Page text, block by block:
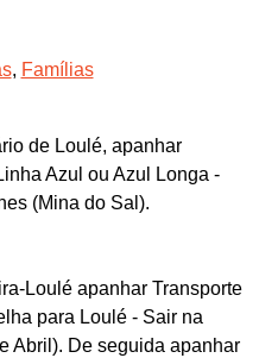
, Famílias
de Loulé, apanhar
Azul ou Azul Longa -
(Mina do Sal).
Loulé apanhar Transporte
para Loulé - Sair na
Abril). De seguida apanhar